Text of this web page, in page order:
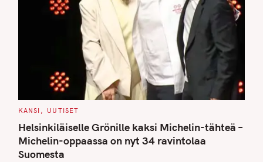
C
T
E
G
O
R
I
KANSI UUTISET
Helsinkiläiselle Grönille kaksi Michelin-tähteä –
Michelin-oppaassa on nyt 34 ravintolaa
Suomesta